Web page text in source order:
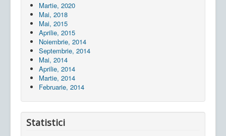
Martie, 2020
Mai, 2018
Mai, 2015
Aprilie, 2015
Noiembrie, 2014
Septembrie, 2014
Mai, 2014
Aprilie, 2014
Martie, 2014
Februarie, 2014
Statistici